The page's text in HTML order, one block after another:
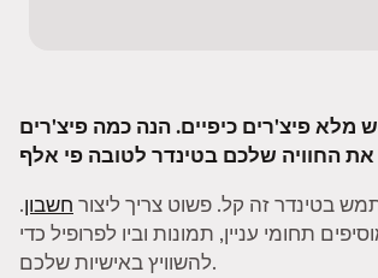
מלא פיצ'רים כיפיים. הנה כמה פיצ'רים
בטינדר זה קל. פשוט צריך ליצור חשבון.
תחומי עניין, תמונות וביו לפרופיל כדי
להשוויץ באישיות שלכם.